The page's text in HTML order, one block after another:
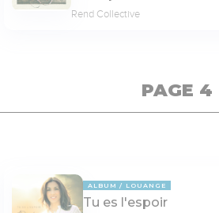
Rend Collective
PAGE 4
ALBUM LOUANGE
Tu es l'espoir